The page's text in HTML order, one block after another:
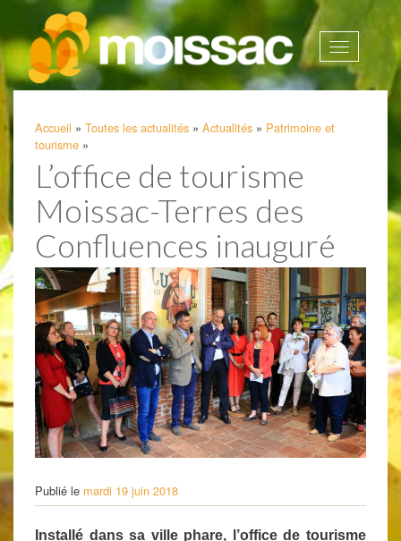
Afficher
la
Accueil » Toutes les actualités » Actualités » Patrimoine et
tourisme »
L’office de tourisme
Moissac-Terres des
Confluences inauguré
Publié le mardi 19 juin 2018
Installé dans sa ville phare, l’office de tourisme